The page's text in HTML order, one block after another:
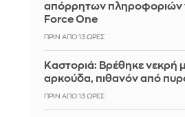
απόρρητων πληροφοριών
Force One
ΠΡΙΝ ΑΠΌ 13 ΏΡΕΣ
Καστοριά: Βρέθηκε νεκρή
αρκούδα, πιθανόν από
ΠΡΙΝ ΑΠΌ 13 ΏΡΕΣ